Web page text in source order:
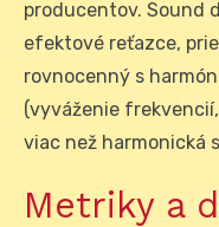
producentov. Sound
efektové reťazce,
rovnocenný s
(vyváženie
viac než harmonická
Metriky a